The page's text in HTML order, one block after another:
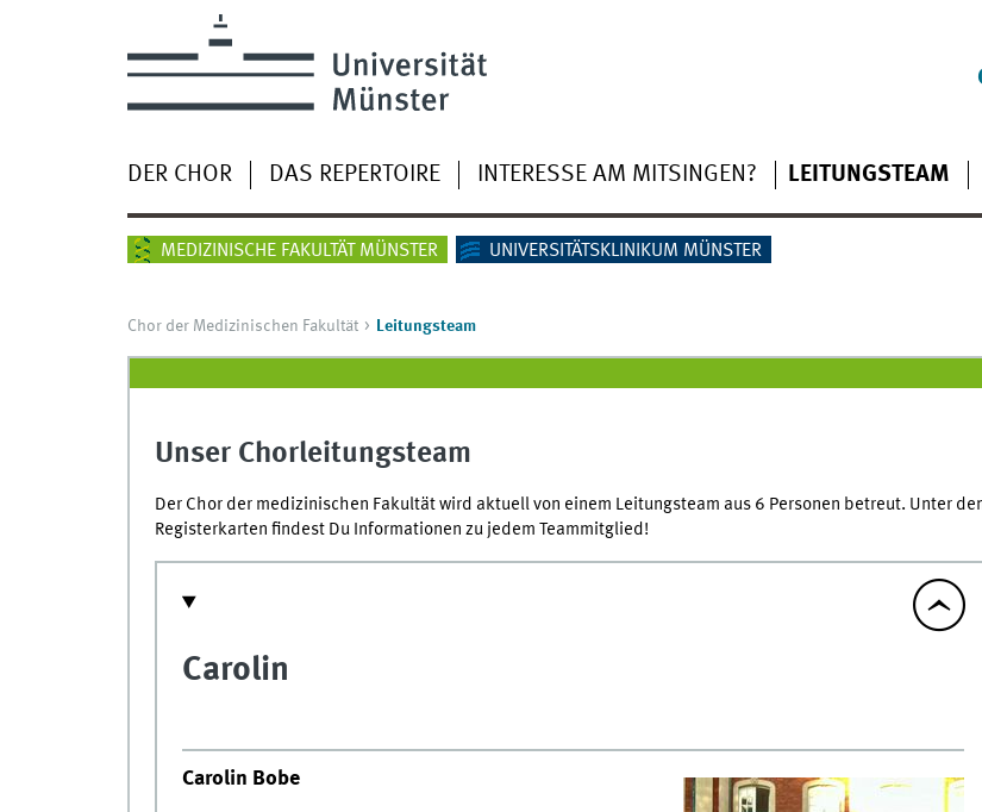
DER CHOR DAS REPERTOIRE INTERESSE AM MITSINGEN? LEITUNGSTEAM
MEDIZINISCHE FAKULTÄT MÜNSTER UNIVERSITÄTSKLINIKUM MÜNSTER
Chor der Medizinischen Fakultät Leitungsteam
Unser Chorleitungsteam
Der Chor der medizinischen Fakultät wird aktuell von einem Leitungsteam aus 6 Personen betreut. Unter
Registerkarten findest Du Informationen zu jedem Teammitglied!
Carolin
Carolin Bobe